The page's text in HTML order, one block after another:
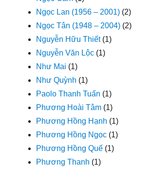
Ngọc Lan (1956 – 2001) (2)
Ngọc Tân (1948 – 2004) (2)
Nguyễn Hữu Thiết(1)
Nguyễn Văn Lộc (1)
Như Mai (1)
Như Quỳnh (1)
Paolo Thanh Tuấn (1)
Phương Hoài Tâm (1)
Phương Hồng Hạnh (1)
Phương Hồng Ngọc (1)
Phương Hồng Quế (1)
Phương Thanh (1)